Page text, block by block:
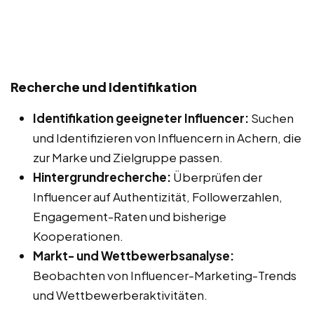
Recherche und Identifikation
Identifikation geeigneter Influencer: Suchen
und Identifizieren von Influencern in Achern, die
zur Marke und Zielgruppe passen.
Hintergrundrecherche: Überprüfen der
Influencer auf Authentizität, Followerzahlen,
Engagement-Raten und bisherige
Kooperationen.
Markt- und Wettbewerbsanalyse:
Beobachten von Influencer-Marketing-Trends
und Wettbewerberaktivitäten.